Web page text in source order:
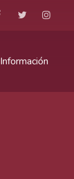
Información